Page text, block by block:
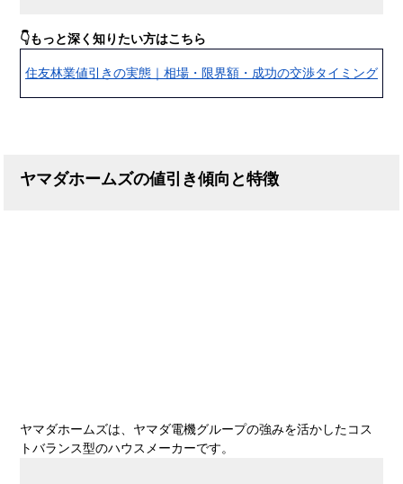
👇もっと深く知りたい方はこちら
住友林業値引きの実態｜相場・限界額・成功の交渉タイミング
ヤマダホームズの値引き傾向と特徴
ヤマダホームズは、ヤマダ電機グループの強みを活かしたコス
トバランス型のハウスメーカーです。